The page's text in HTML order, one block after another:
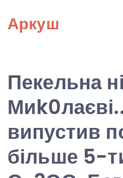
content
Аркуш
Пекельна
випустив
більше 5-